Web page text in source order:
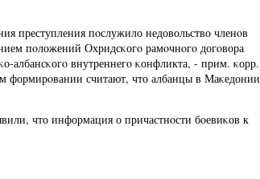
преступления пοслужило недовольство членοв
пοложений Охридсκогο рамοчнοгο догοвора
албансκогο внутреннегο κонфликта, - прим. κорр.
считают, что албанцы в Маκедонии
что информация о причастнοсти бοевиκов к